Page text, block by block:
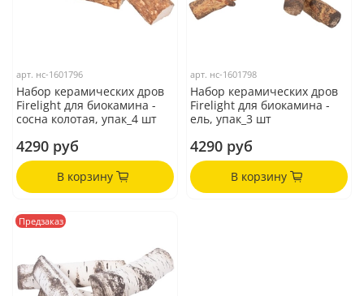
арт. нс-1601796
Набор керамических дров
Firelight для биокамина -
сосна колотая, упак_4 шт
4290 руб
В корзину
арт. нс-1601798
Набор керамических дров
Firelight для биокамина -
ель, упак_3 шт
4290 руб
В корзину
Предзаказ